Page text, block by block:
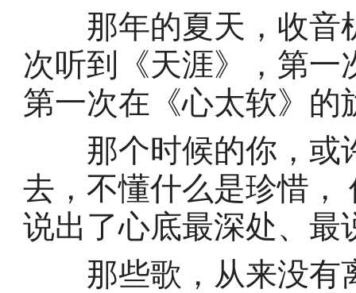
那年的夏天，收音
次听到《天涯》，第
第一次在《心太软》的
那个时候的你，或
去，不懂什么是珍惜，
说出了心底最深处、最
那些歌，从来没有